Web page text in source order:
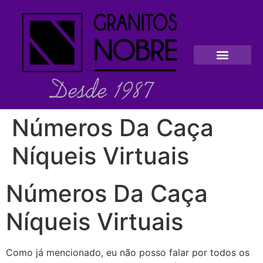
Números Da Caça
Níqueis Virtuais
Números Da Caça
Níqueis Virtuais
Como já mencionado, eu não posso falar por todos os